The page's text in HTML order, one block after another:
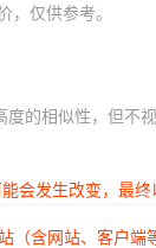
仅供参考。
的相似性，但不
发生改变，最终
含网站、客户